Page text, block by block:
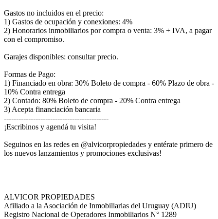
Gastos no incluidos en el precio:
1) Gastos de ocupación y conexiones: 4%
2) Honorarios inmobiliarios por compra o venta: 3% + IVA, a pagar
con el compromiso.
Garajes disponibles: consultar precio.
Formas de Pago:
1) Financiado en obra: 30% Boleto de compra - 60% Plazo de obra -
10% Contra entrega
2) Contado: 80% Boleto de compra - 20% Contra entrega
3) Acepta financiación bancaria
-------------------------------------------
¡Escribinos y agendá tu visita!
Seguinos en las redes en @alvicorpropiedades y entérate primero de
los nuevos lanzamientos y promociones exclusivas!
ALVICOR PROPIEDADES
Afiliado a la Asociación de Inmobiliarias del Uruguay (ADIU)
Registro Nacional de Operadores Inmobiliarios N° 1289